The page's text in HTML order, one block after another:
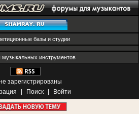
базы и студии
музыкальных инструментов
зарегистрированы
Поиск Войти